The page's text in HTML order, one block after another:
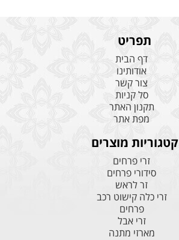
תפריט
דף הבית
אודותינו
צור קשר
סל קניות
תקנון האתר
מפת אתר
קטגוריות מוצרים
זרי פרחים
סידורי פרחים
זר לראש
זרי כלה קישוט רכב
פרחים
זרי אבל
מארזי מתנה